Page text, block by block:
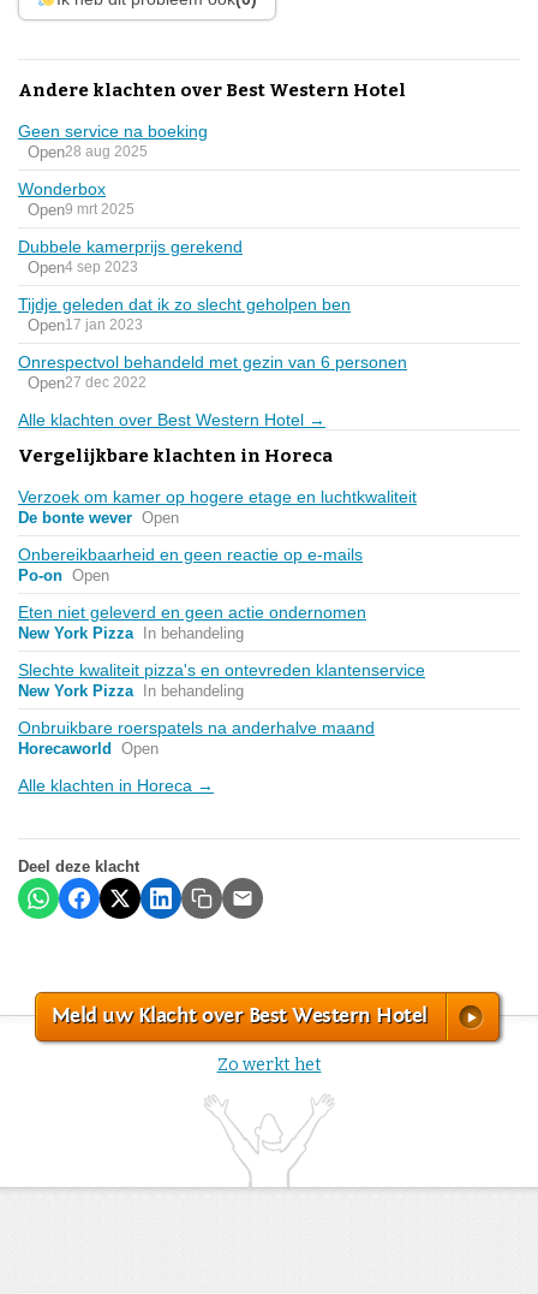
Andere klachten over Best Western Hotel
Geen service na boeking
Open28 aug 2025
Wonderbox
Open9 mrt 2025
Dubbele kamerprijs gerekend
Open4 sep 2023
Tijdje geleden dat ik zo slecht geholpen ben
Open17 jan 2023
Onrespectvol behandeld met gezin van 6 personen
Open27 dec 2022
Alle klachten over Best Western Hotel →
Vergelijkbare klachten in Horeca
Verzoek om kamer op hogere etage en luchtkwaliteit
De bonte wever Open
Onbereikbaarheid en geen reactie op e-mails
Po-on Open
Eten niet geleverd en geen actie ondernomen
New York Pizza In behandeling
Slechte kwaliteit pizza's en ontevreden klantenservice
New York Pizza In behandeling
Onbruikbare roerspatels na anderhalve maand
Horecaworld Open
Alle klachten in Horeca →
Deel deze klacht
Meld uw Klacht over Best Western Hotel
Zo werkt het